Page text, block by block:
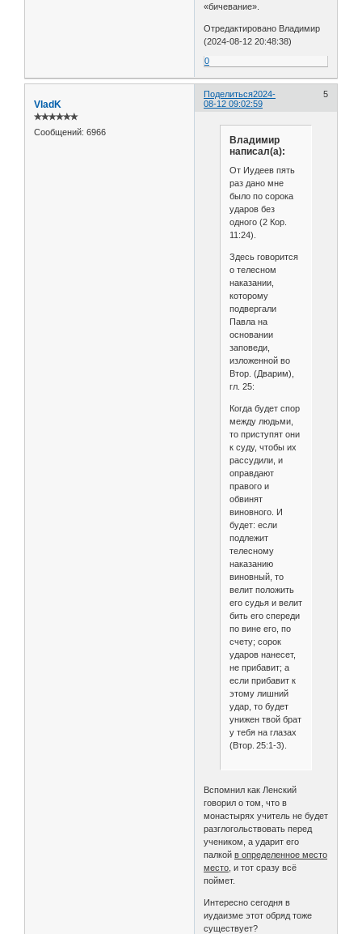
«бичевание».
Отредактировано Владимир
(2024-08-12 20:48:38)
0
Поделиться 5
2024-
08-12 09:02:59
VladK
✯✯✯✯✯✯
Сообщений: 6966
Владимир
написал(а):
От Иудеев пять
раз дано мне
было по сорока
ударов без
одного (2 Кор.
11:24).
Здесь говорится
о телесном
наказании,
которому
подвергали
Павла на
основании
заповеди,
изложенной во
Втор. (Дварим),
гл. 25:
Когда будет спор
между людьми,
то приступят они
к суду, чтобы их
рассудили, и
оправдают
правого и
обвинят
виновного. И
будет: если
подлежит
телесному
наказанию
виновный, то
велит положить
его судья и велит
бить его спереди
по вине его, по
счету; сорок
ударов нанесет,
не прибавит; а
если прибавит к
этому лишний
удар, то будет
унижен твой брат
у тебя на глазах
(Втор. 25:1-3).
Вспомнил как Ленский
говорил о том, что в
монастырях учитель не будет
разглогольствовать перед
учеником, а ударит его
палкойв определенное место
место , и тот сразу всё
поймет.
Интересно сегодня в
иудаизме этот обряд тоже
существует?